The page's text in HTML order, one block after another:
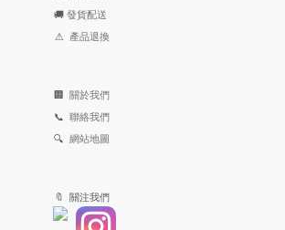
🚚 發貨配送
⚠ 產品退換
🏢 關於我們
📞 聯絡我們
🔍 網站地圖
🔖 關注我們